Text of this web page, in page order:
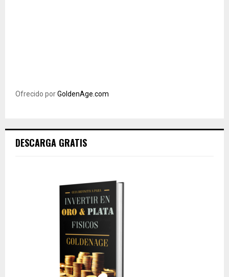
Ofrecido porGoldenAge.com
DESCARGA GRATIS